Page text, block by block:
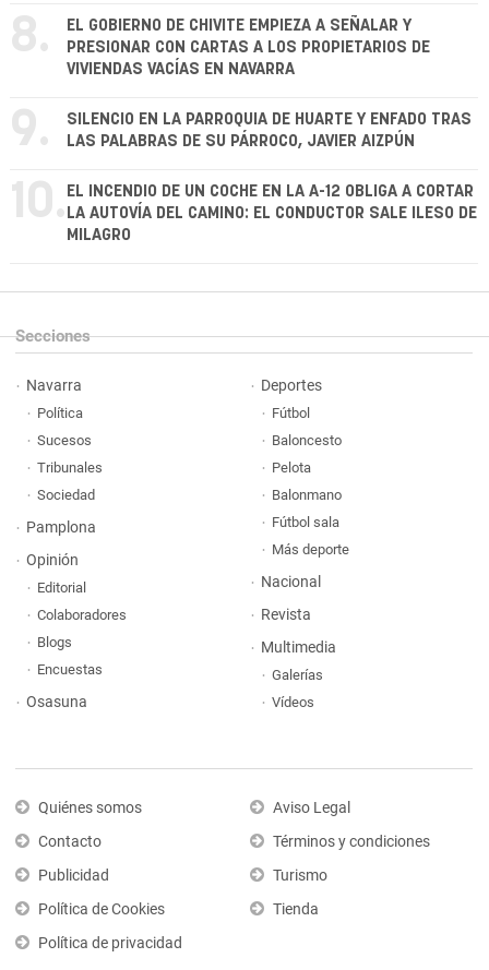
8.
EL GOBIERNO DE CHIVITE EMPIEZA A SEÑALAR Y
PRESIONAR CON CARTAS A LOS PROPIETARIOS DE
VIVIENDAS VACÍAS EN NAVARRA
9.
SILENCIO EN LA PARROQUIA DE HUARTE Y ENFADO TRAS
LAS PALABRAS DE SU PÁRROCO, JAVIER AIZPÚN
10. EL INCENDIO DE UN COCHE EN LA A-12 OBLIGA A CORTAR
LA AUTOVÍA DEL CAMINO: EL CONDUCTOR SALE ILESO DE
MILAGRO
Secciones
Navarra
Política
Sucesos
Tribunales
Sociedad
Pamplona
Opinión
Editorial
Colaboradores
Blogs
Encuestas
Osasuna
Deportes
Fútbol
Baloncesto
Pelota
Balonmano
Fútbol sala
Más deporte
Nacional
Revista
Multimedia
Galerías
Vídeos
Quiénes somos
Contacto
Publicidad
Política de Cookies
Política de privacidad
Aviso Legal
Términos y condiciones
Turismo
Tienda